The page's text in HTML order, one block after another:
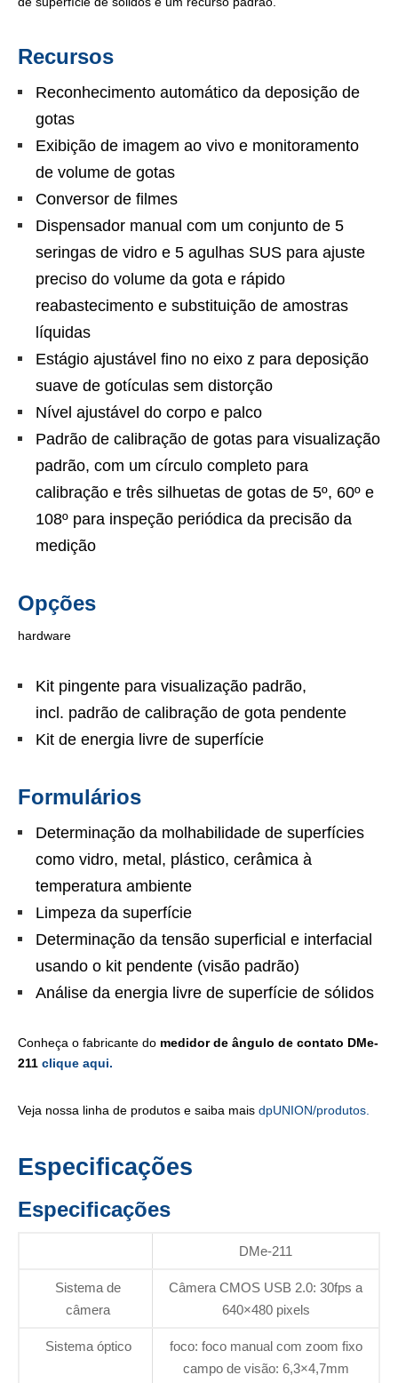
Recursos
Reconhecimento automático da deposição de
gotas
Exibição de imagem ao vivo e monitoramento
de volume de gotas
Conversor de filmes
Dispensador manual com um conjunto de 5
seringas de vidro e 5 agulhas SUS para ajuste
preciso do volume da gota e rápido
reabastecimento e substituição de amostras
líquidas
Estágio ajustável fino no eixo z para deposição
suave de gotículas sem distorção
Nível ajustável do corpo e palco
Padrão de calibração de gotas para visualização
padrão, com um círculo completo para
calibração e três silhuetas de gotas de 5º, 60º e
108º para inspeção periódica da precisão da
medição
Opções
hardware
Kit pingente para visualização padrão,
incl. padrão de calibração de gota pendente
Kit de energia livre de superfície
Formulários
Determinação da molhabilidade de superfícies
como vidro, metal, plástico, cerâmica à
temperatura ambiente
Limpeza da superfície
Determinação da tensão superficial e interfacial
usando o kit pendente (visão padrão)
Análise da energia livre de superfície de sólidos
Conheça o fabricante do medidor de ângulo de contato DMe-
211 clique aqui.
Veja nossa linha de produtos e saiba mais dpUNION/produtos.
Especificações
Especificações
DMe-211
Sistema de
câmera
Câmera CMOS USB 2.0: 30fps a
640×480 pixels
Sistema óptico
foco: foco manual com zoom fixo
campo de visão: 6,3×4,7mm